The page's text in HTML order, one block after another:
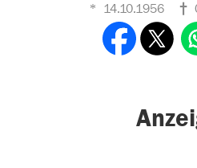
14.10.1956